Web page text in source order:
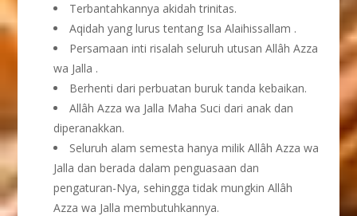
Terbantahkannya akidah trinitas.
Aqidah yang lurus tentang Isa Alaihissallam .
Persamaan inti risalah seluruh utusan Allâh Azza
wa Jalla .
Berhenti dari perbuatan buruk tanda kebaikan.
Allâh Azza wa Jalla Maha Suci dari anak dan
diperanakkan.
Seluruh alam semesta hanya milik Allâh Azza wa
Jalla dan berada dalam penguasaan dan
pengaturan-Nya, sehingga tidak mungkin Allâh
Azza wa Jalla membutuhkannya.